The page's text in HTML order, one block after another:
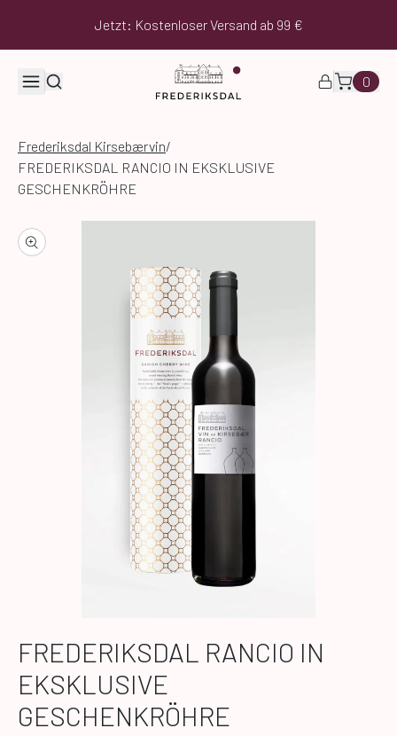
Jetzt: Kostenloser Versand ab 99 €
0
Frederiksdal Kirsebærvin/
FREDERIKSDAL RANCIO IN EKSKLUSIVE
GESCHENKRÖHRE
FREDERIKSDAL RANCIO IN
EKSKLUSIVE
GESCHENKRÖHRE